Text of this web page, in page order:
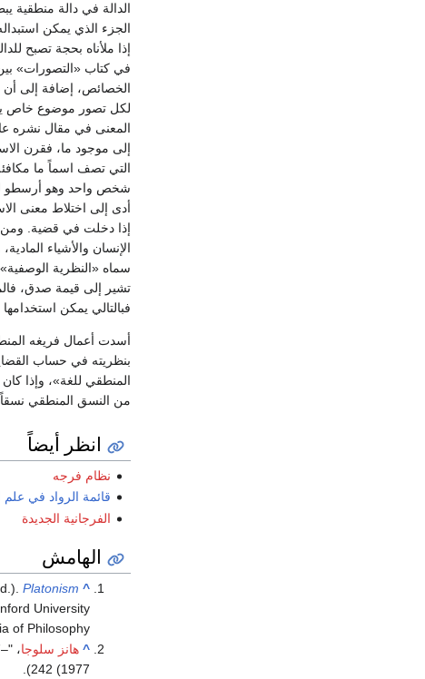
الدالة في دالة منطقية
إذا ملأناه بحجة تصبح
في كتاب «التصورات» بين
الخصائص، إضافة إلى أن
لكل تصور موضوع خاص
إلى موجود ما، فقرن
التي تصف اسماً ما
شخص واحد وهو أرسطو لكن
أدى إلى اختلاط معنى
إذا دخلت في قضية. ومن
الإنسان والأشياء
سماه «النظرية
تشير إلى قيمة صدق،
فبالتالي يمكن
أسدت أعمال فريغه
بنظريته في حساب
المنطقي للغة»، وإذا
من النسق المنطقي
انظر أيضاً
نظام فرجه
قائمة الرواد في
الفرجانية الجديدة
الهامش
^
Platonism
University
of Philosophy.
^ هانز سلوجا، "
242 (1977).